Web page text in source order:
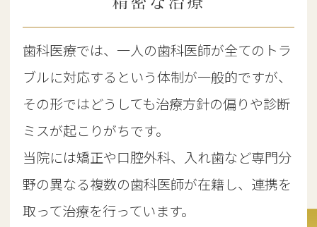
歯科医療では、一人の歯科医師が全てのトラ
ブルに対応するという体制が一般的ですが、
その形ではどうしても治療方針の偏りや診断
ミスが起こりがちです。
当院には矯正や口腔外科、入れ歯など専門分
野の異なる複数の歯科医師が在籍し、連携を
取って治療を行っています。